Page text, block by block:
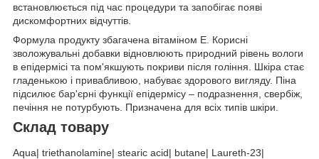
встановлюється під час процедури та запобігає появі
дискомфортних відчуттів.
Формула продукту збагачена вітаміном Е. Корисні
зволожувальні добавки відновлюють природний рівень вологи
в епідермісі та пом'якшують покриви після гоління. Шкіра стає
гладенькою і привабливою, набуває здорового вигляду. Піна
підсилює бар'єрні функції епідермісу – подразнення, свербіж,
печіння не потурбують. Призначена для всіх типів шкіри.
Склад товару
Aqua| triethanolamine| stearic acid| butane| Laureth-23|